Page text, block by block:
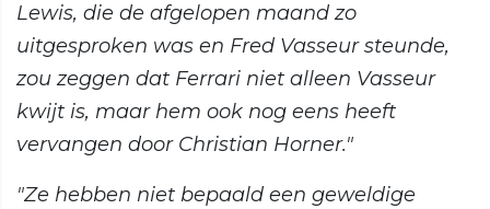
Lewis, die de afgelopen maand zo
uitgesproken was en Fred Vasseur steunde,
zou zeggen dat Ferrari niet alleen Vasseur
kwijt is, maar hem ook nog eens heeft
vervangen door Christian Horner."
"Ze hebben niet bepaald een geweldige